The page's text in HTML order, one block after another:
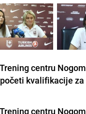
centru
kvalifikacije
centru